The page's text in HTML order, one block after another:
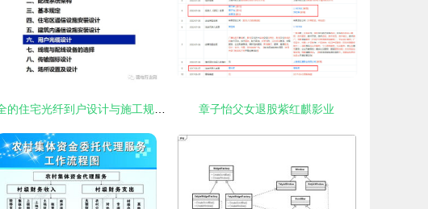
章子怡父女退股紫红麒影业